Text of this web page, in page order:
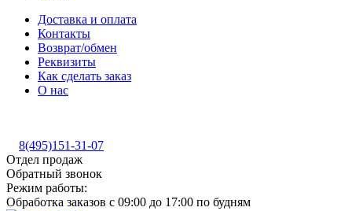
Доставка и оплата
Контакты
Возврат/обмен
Реквизиты
Как сделать заказ
О нас
8(495)151-31-07
Отдел продаж
Обратный звонок
Режим работы:
Обработка заказов с 09:00 до 17:00 по будням